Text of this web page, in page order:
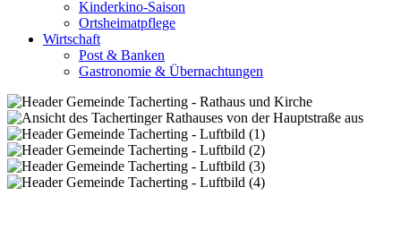
Kinderkino-Saison
Ortsheimatpflege
Wirtschaft
Post & Banken
Gastronomie & Übernachtungen